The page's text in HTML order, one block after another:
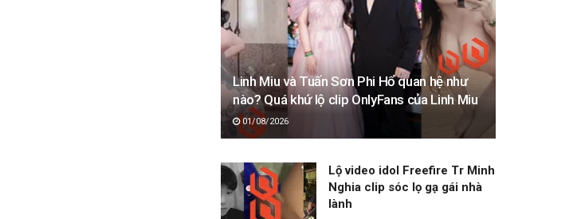
Linh Miu và Tuấn Sơn Phi Hổ quan hệ như
nào? Quá khứ lộ clip OnlyFans của Linh Miu
01/08/2026
Lộ video idol Freefire Tr Minh
Nghia clip sóc lọ gạ gái nhà
lành